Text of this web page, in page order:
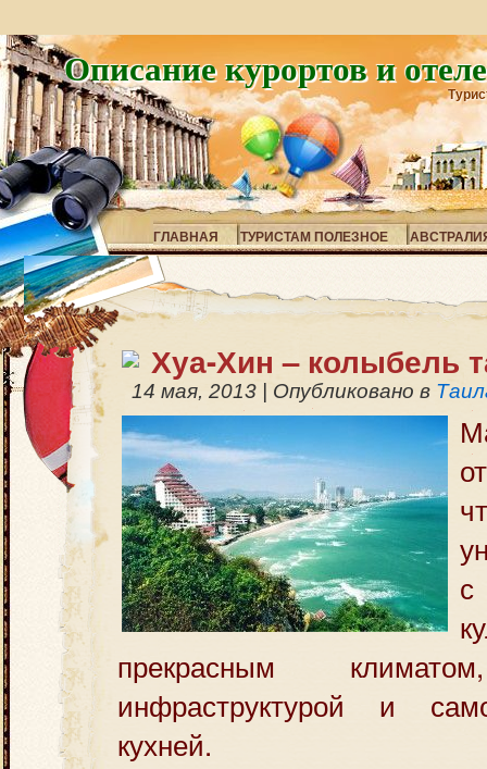
Описание курортов и
ГЛАВНАЯ ТУРИСТАМ ПОЛЕЗНОЕ
Хуа-Хин – колыбель
14 мая, 2013 Опубликовано в
прекрасным
инфраструктурой и
кухней.